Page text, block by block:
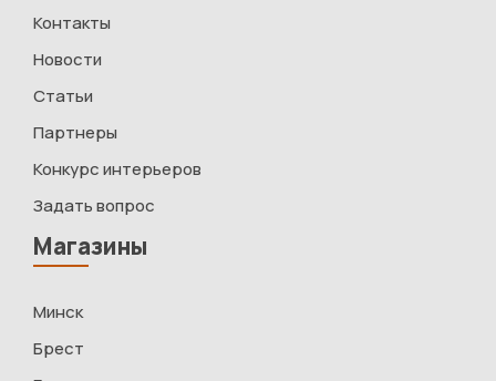
Контакты
Новости
Статьи
Партнеры
Конкурс интерьеров
Задать вопрос
Магазины
Минск
Брест